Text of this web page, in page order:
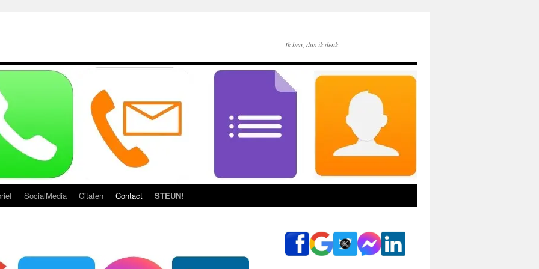
Ik ben, dus ik denk
SocialMedia Citaten Contact STEUN!